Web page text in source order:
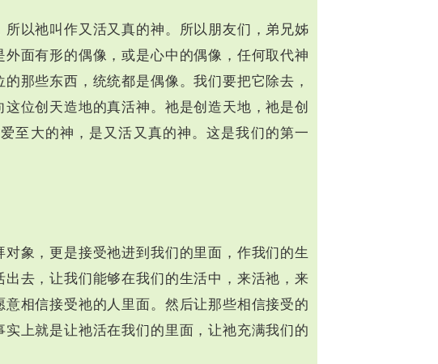
以祂叫作又活又真的神。所以朋友们，弟兄姊
面有形的偶像，或是心中的偶像，任何取代神
那些东西，统统都是偶像。我们要把它除去，
位创天造地的真活神。祂是创造天地，祂是创
至大的神，是又活又真的神。这是我们的第一
象，更是接受祂进到我们的里面，作我们的生
去，让我们能够在我们的生活中，来活祂，来
相信接受祂的人里面。然后让那些相信接受的
上就是让祂活在我们的里面，让祂充满我们的